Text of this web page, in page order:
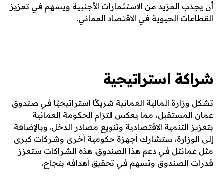
أن يجذب المزيد من الاستثمارات الأجنبية ويسهم في تعزيز
القطاعات الحيوية في الاقتصاد العماني.
شراكة استراتيجية
تشكل وزارة المالية العمانية شريكًا استراتيجيًا في صندوق
عمان المستقبل، مما يعكس التزام الحكومة العمانية
بتعزيز التنمية الاقتصادية وتنويع مصادر الدخل. وبالإضافة
إلى الوزارة، ستشارك أجهزة حكومية أخرى وشركات كبرى
مثل عمانتل في دعم هذا الصندوق. هذه الشراكات ستعزز
قدرات الصندوق وتسهم في تحقيق أهدافه بنجاح.